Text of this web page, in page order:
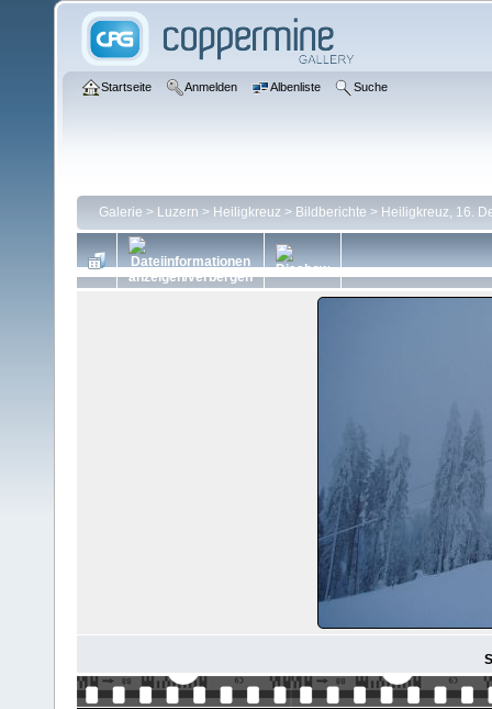
Startseite Anmelden Albenliste Suche
Galerie > Luzern > Heiligkreuz > Bildberichte > Heiligkreuz, 16.